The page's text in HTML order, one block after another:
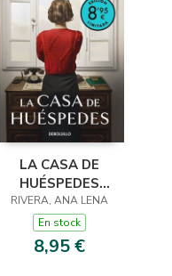
LA CASA DE
HUÉSPEDES
(EDICIÓN LIMITADA ·
VERANO)
RIVERA, ANA LENA
En stock
8,95 €